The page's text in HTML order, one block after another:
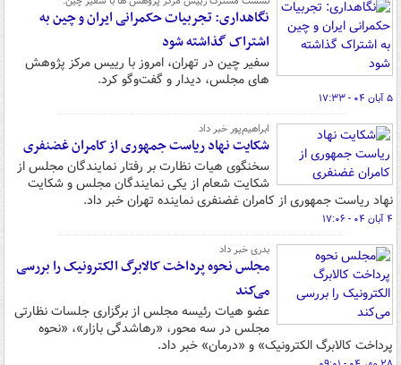
نگاهداری: تجربیات حکمرانی ایران و چین به
اشتراک گذاشته شود
سفیر چین در تهران، امروز با رییس مرکز پژوهش
های مجلس، دیدار و گفت‌وگو کرد.
۵ آبان ۰۴ - ۱۷:۳۳
ابراهیم‌پور خبر داد
شکایت نهاد ریاست جمهوری از کامران غضنفری
سخنگوی هیات نظارت بر رفتار نمایندگان مجلس از
شکایت شعام از یکی نمایندگان مجلس و شکایت
نهاد ریاست جمهوری از کامران غضنفری نماینده تهران خبر داد.
۴ آبان ۰۴ - ۱۷:۰۶
بدری خبر داد
مجلس نحوه پرداخت کالابرگ الکترونیک را بررسی
می‌کند
عضو هیات رئیسه مجلس از برگزاری جلسات نظارتی
مجلس در سه محور، «رهاشدگی بازار»، «نحوه
پرداخت کالابرگ الکترونیک» و «درمان» خبر داد.